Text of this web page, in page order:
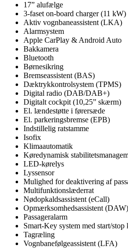
17” alufælge
3-faset on-board charger (11 kW)
Aktiv vognbaneassistent (LKA)
Alarmsystem
Apple CarPlay & Android Auto
Bakkamera
Bluetooth
Børnesikring
Bremseassistent (BAS)
Dæktrykkontrolsystem (TPMS)
Digital radio (DAB/DAB+)
Digitalt cockpit (10,25” skærm)
El. lændestøtte i førersæde
El. parkeringsbremse (EPB)
Indstillelig ratstamme
Isofix
Klimaautomatik
Køredynamisk
LED-kørelys
Lyssensor
Mulighed for deaktivering af
Multifunktionslæderrat
Nødopkaldsassistent (eCall)
Opmærksomhedsassistent (DAW)
Passageralarm
Smart-Key system med start/stop
Tagræling
Vognbanefølgeassistent (LFA)